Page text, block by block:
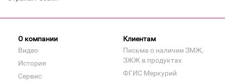
О компании
Видео
История
Сервис
Клиентам
Письма о наличии ЗМЖ,
ЗЖЖ в продуктах
ФГИС Меркурий